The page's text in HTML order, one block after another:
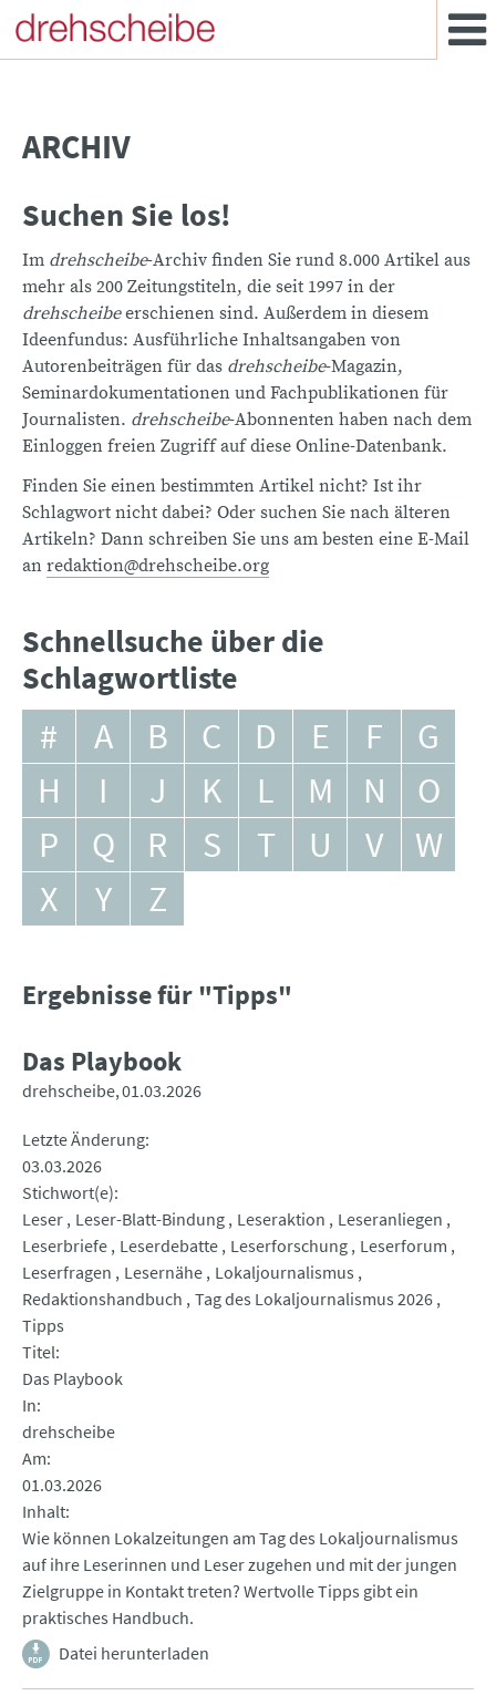
ARCHIV
Suchen Sie los!
Im drehscheibe-Archiv finden Sie rund 8.000 Artikel aus
mehr als 200 Zeitungstiteln, die seit 1997 in der
drehscheibeerschienen sind. Außerdem in diesem
Ideenfundus: Ausführliche Inhaltsangaben von
Autorenbeiträgen für das drehscheibe-Magazin,
Seminardokumentationen und Fachpublikationen für
Journalisten. drehscheibe-Abonnenten haben nach dem
Einloggen freien Zugriff auf diese Online-Datenbank.
Finden Sie einen bestimmten Artikel nicht? Ist ihr
Schlagwort nicht dabei? Oder suchen Sie nach älteren
Artikeln? Dann schreiben Sie uns am besten eine E-Mail
an redaktion@drehscheibe.org
Schnellsuche über die
Schlagwortliste
# A B C D E F
G
H
I J K L M N
O
P
Q R S T U V
W
X
Y Z
Ergebnisse für "Tipps"
Das Playbook
drehscheibe 01.03.2026
Letzte Änderung
03.03.2026
Stichwort(e)
Leser Leser-Blatt-Bindung Leseraktion
Leseranliegen
Leserbriefe Leserdebatte Leserforschung Leserforum
Leserfragen
Lesernähe Lokaljournalismus
Redaktionshandbuch Tag des Lokaljournalismus 2026
Tipps
Titel
Das Playbook
In
drehscheibe
Am
01.03.2026
Inhalt
Wie können Lokalzeitungen am Tag des Lokaljournalismus
auf ihre Leserinnen und Leser zugehen und mit der jungen
Zielgruppe in Kontakt treten? Wertvolle Tipps gibt ein
praktisches Handbuch.
Datei herunterladen